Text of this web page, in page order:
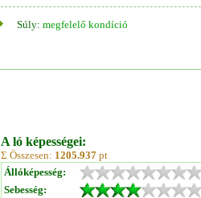
Súly: megfelelő kondíció
A ló képességei:
Σ Összesen: 1205.937 pt
Állóképesség:
Sebesség: